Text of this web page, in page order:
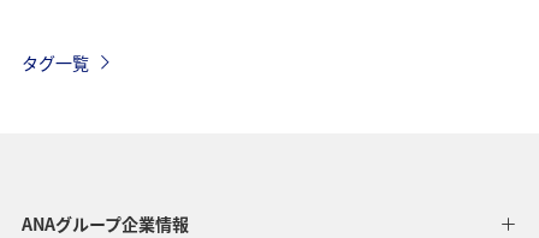
タグ一覧
ANAグループ企業情報